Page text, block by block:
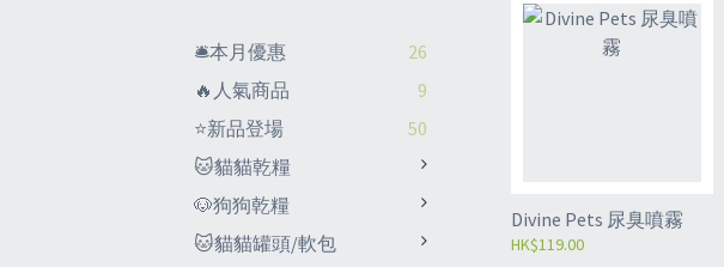
🛎️本月優惠
26
🔥人氣商品
9
⭐新品登場
50
🐱貓貓乾糧
🐶狗狗乾糧
🐱貓貓罐頭/軟包
Divine Pets 尿臭噴霧
HK$119.00